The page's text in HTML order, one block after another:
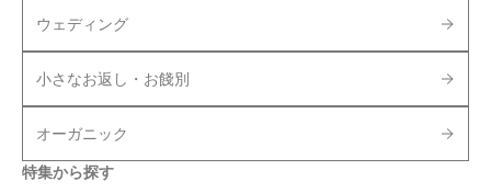
ウェディング
小さなお返し・お餞別
オーガニック
特集から探す